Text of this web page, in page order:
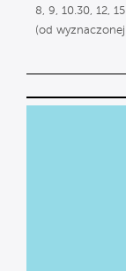
8, 9, 10.30, 12,
(od